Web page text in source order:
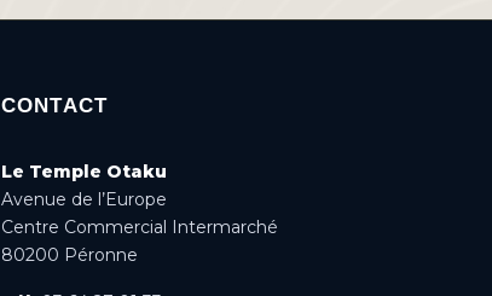
CONTACT
Le Temple Otaku
Avenue de l’Europe
Centre Commercial Intermarché
80200 Péronne